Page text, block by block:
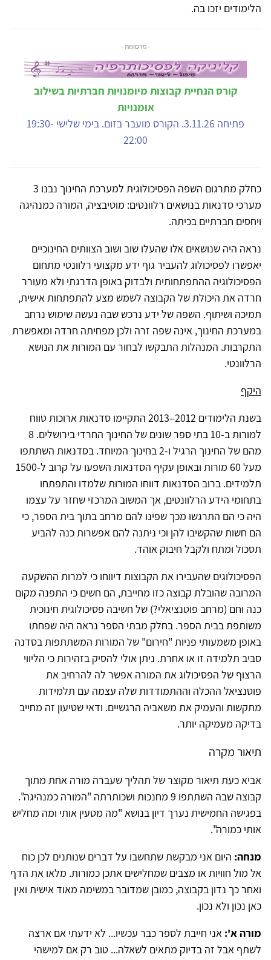
הלימודים יזכו בה.
- פרסומת -
קורס הנחיית קבוצות מיומנויות חברתיות בשילוב
אומנויות
פתיחה 3.11.26. הקורס מועבר בזום. בימי שלישי 19:30-
22:00
כחלק מתרגום השפה הפסיכולוגית למערכת החינוך נבנו 3
מערכי סדנאות בנושאים רלוונטים: מוטיבציה, המורה כמנהיגה
ויחסים חברתיים בכיתה.
נראה היה שנושאים אלו שהעלו שוב ושוב הצוותים החינוכיים
יאפשרו לפסיכולוג להעביר גוף ידע מקצועי רלוונטי מתחום
הפסיכולוגיה ההתפתחותית ולבדוק באופן הדרגתי ולא מעורר
חרדה את היכולת של הקבוצה לשמש מצע להתפתחות אישית,
תמיכה ושיתוף. השפה של ידע נרכש שבה נעשה שימוש נרחב
במערכת החינוך, אינה שפה זרה ולכן מפחיתה חרדה ומאפשרת
התקרבות. המנהלות התבקשו לבחור עם המורות את הנושא
הרלוונטי.
היקף
בשנת הלימודים 2012–2013 התקיימו סדנאות ארוכות טווח
למורות ב-10 בתי ספר שונים של החינוך החרדי בירושלים. 8
מהם של החינוך הרגיל ו-2 בחינוך המיוחד. בסדנאות השתתפו
מעל 60 מורות ובאופן עקיף הסדנאות השפעו על קרוב ל-1500
תלמידים. ברוב הסדנאות דווחו המורות שלמדו והתפתחו
בתחומי הידע הרלוונטים, אך המשוב המרכזי שחזר על עצמו
היה כי הם התרגשו מכך שפינו להם מרחב בתוך בית הספר, כי
הם חשות שהקשיבו להן וכי ניתנה להם אפשרות כנה להביע
תסכול ומתח ולקבל חיבוק אוהד.
הפסיכולוגים שהעבירו את הקבוצות דיווחו כי למרות ההשקעה
המרובה שהובלת קבוצה כזו מחייבת, הם חשים כי התפנה מקום
כנה וחם (מרחב פוטנציאלי?) של חשיבה פסיכולוגית חינוכית
משותפת בבית הספר. בחלק מבתי הספר נראה היה שפחתו
באופן משמעותי פניות "חירום" של המורות המשתתפות בסדנה
סביב תלמידה זו או אחרת. ניתן אולי להסיק בזהירות כי הליווי
הרצוף של הפסיכולוג את המורה אפשר לה להרחיב את
פוטנציאל ההכלה וההתמודדות שלה עצמה עם תלמידות
מתקשות והעמיק את משאביה הרגשיים. ודאי שטיעון זה מחייב
בדיקה מעמיקה יותר.
תיאור מקרה
אביא כעת תיאור מקוצר של תהליך שעברה מורה אחת מתוך
קבוצה שבה השתתפו 9 מחנכות ושכותרתה "המורה כמנהיגה".
בפגישה החמישית נערך דיון בנושא "מה מטעין אותי ומה מחליש
אותי כמורה".
מנחה: היום אני מבקשת שתחשבו על דברים שנותנים לכן כוח
אל מול חוויות או מצבים שמחלישים אתכן כמורות. מלאו את הדף
ואחר כך נדון בקבוצה, כמובן שמדובר במשימה מאוד אישית ואין
כאן נכון ולא נכון.
מורה א': אני חייבת לספר כבר עכשיו... לא ידעתי אם ארצה
לשתף אבל זה בדיוק מתאים לשאלה... טוב רק אם למישהי